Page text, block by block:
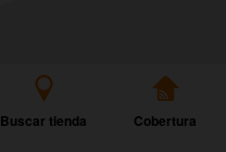
Buscar tienda Cobertura